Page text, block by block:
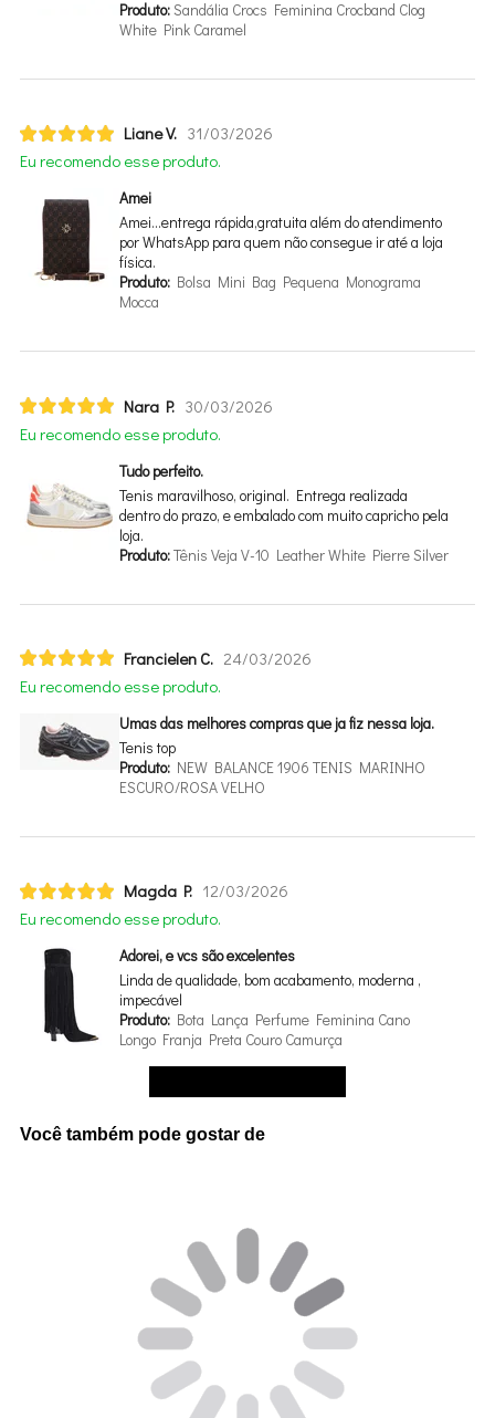
Produto:Sandália Crocs Feminina Crocband Clog
White Pink Caramel
Liane V. 31/03/2026
Eu recomendo esse produto.
Amei
Amei…entrega rápida,gratuita além do atendimento
por WhatsApp para quem não consegue ir até a loja
física.
Produto:Bolsa Mini Bag Pequena Monograma
Mocca
Nara P. 30/03/2026
Eu recomendo esse produto.
Tudo perfeito.
Tenis maravilhoso, original. Entrega realizada
dentro do prazo, e embalado com muito capricho pela
loja.
Produto:Tênis Veja V-10 Leather White Pierre Silver
Francielen C. 24/03/2026
Eu recomendo esse produto.
Umas das melhores compras que ja fiz nessa loja.
Tenis top
Produto:NEW BALANCE 1906 TENIS MARINHO
ESCURO/ROSA VELHO
Magda P. 12/03/2026
Eu recomendo esse produto.
Adorei, e vcs são excelentes
Linda de qualidade, bom acabamento, moderna ,
impecável
Produto:Bota Lança Perfume Feminina Cano
Longo Franja Preta Couro Camurça
Você também pode gostar de